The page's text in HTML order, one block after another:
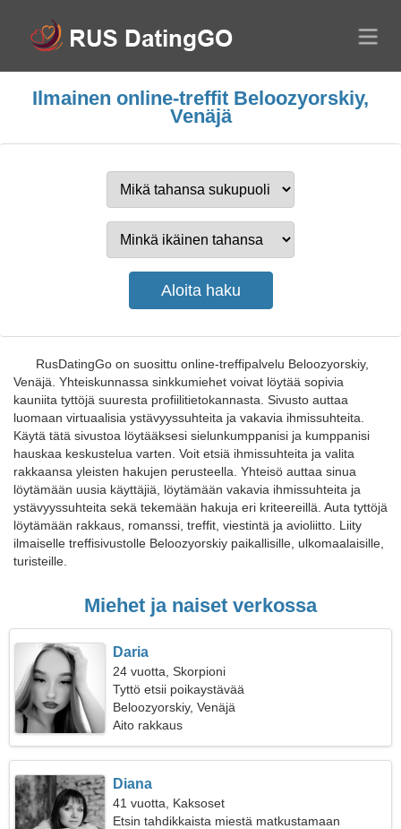
Ilmainen online-treffit Beloozyorskiy,
Venäjä
RusDatingGo on suosittu online-treffipalvelu Beloozyorskiy,
Venäjä. Yhteiskunnassa sinkkumiehet voivat löytää sopivia
kauniita tyttöjä suuresta profiilitietokannasta. Sivusto auttaa
luomaan virtuaalisia ystävyyssuhteita ja vakavia ihmissuhteita.
Käytä tätä sivustoa löytääksesi sielunkumppanisi ja kumppanisi
hauskaa keskustelua varten. Voit etsiä ihmissuhteita ja valita
rakkaansa yleisten hakujen perusteella. Yhteisö auttaa sinua
löytämään uusia käyttäjiä, löytämään vakavia ihmissuhteita ja
ystävyyssuhteita sekä tekemään hakuja eri kriteereillä. Auta tyttöjä
löytämään rakkaus, romanssi, treffit, viestintä ja avioliitto. Liity
ilmaiselle treffisivustolle Beloozyorskiy paikallisille, ulkomaalaisille,
turisteille.
Miehet ja naiset verkossa
Daria
24 vuotta, Skorpioni
Tyttö etsii poikaystävää
Beloozyorskiy, Venäjä
Aito rakkaus
Diana
41 vuotta, Kaksoset
Etsin tahdikkaista miestä matkustamaan